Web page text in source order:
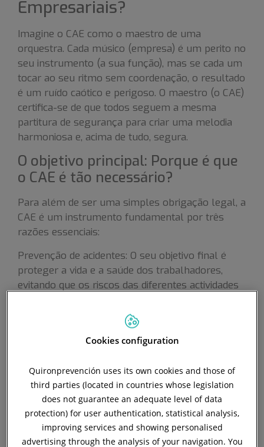
Empresariais?
Imagine o CAE como o maestro de uma
orquestra. Cada músico (empresa) é um perito no
seu instrumento (a sua função), mas se cada um
tocar ao seu ritmo sem coordenação, o resultado
é um ruído caótico e perigoso. O maestro (o CAE)
certifica-se de que todos seguem a mesma
partitura de segurança para criar uma melodia
harmoniosa e, acima de tudo, segura.
O objetivo principal: Porque é que
o CAE é tão necessário?
Para além de ser uma simples obrigação legal, a
CAE é um instrumento fundamental por três
razões essenciais:
Prevenção de acidentes: O seu objetivo final é
proteger a vida e a saúde dos trabalhadores,
evitando que os riscos das diferentes actividades
Cumprir a lei: Ignorar o CAE pode levar a
sanções financeiras e responsabilidades legais
empregadores.
Melhoria da eficiência: Um ambiente de trabalho
seguro é um ambiente produtivo. O CAE ajuda a
organizar melhor as tarefas, a evitar
interferências e a otimizar os recursos.
Cookies configuration
Quironprevención uses its own cookies and those of
third parties (located in countries whose legislation
does not guarantee an adequate level of data
protection) for user authentication, statistical analysis,
improving services and showing personalised
advertising through the analysis of your navigation. You